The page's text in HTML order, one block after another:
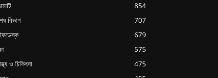
854
বিভাগ
707
679
575
ও চিকিৎসা
475